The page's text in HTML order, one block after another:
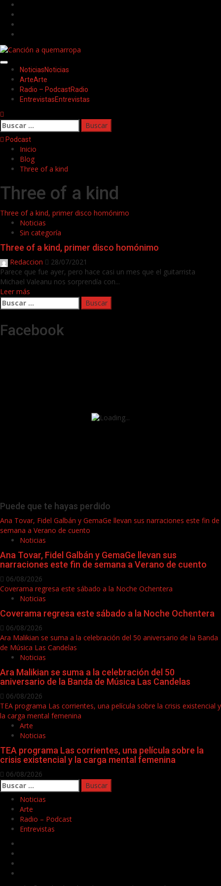
Saltar
contenido
Menú
principal
NoticiasNoticias
ArteArte
Radio – PodcastRadio
EntrevistasEntrevistas
Buscar:
Podcast
Inicio
Blog
Three of a kind
Three of a kind
Three of a kind, primer disco homónimo
Noticias
Sin categoría
Three of a kind, primer disco homónimo
Redaccion
28/07/2021
Parece que fue ayer, pero hace casi un mes que el guitarrista
Michael Valeanu nos sorprendía con...
Leer más
Buscar:
Facebook
Puede que te hayas perdido
Ana Tovar, Fidel Galbán y GemaGe llevan sus narraciones este fin de
semana a Verano de cuento
Noticias
Ana Tovar, Fidel Galbán y GemaGe llevan sus
narraciones este fin de semana a Verano de cuento
06/08/2026
Coverama regresa este sábado a la Noche Ochentera
Noticias
Coverama regresa este sábado a la Noche Ochentera
06/08/2026
Ara Malikian se suma a la celebración del 50 aniversario de la Banda
de Música Las Candelas
Noticias
Ara Malikian se suma a la celebración del 50
aniversario de la Banda de Música Las Candelas
06/08/2026
TEA programa Las corrientes, una película sobre la crisis existencial y
la carga mental femenina
Arte
Noticias
TEA programa Las corrientes, una película sobre la
crisis existencial y la carga mental femenina
06/08/2026
Buscar:
Noticias
Arte
Radio – Podcast
Entrevistas